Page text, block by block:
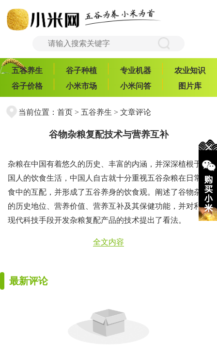
五谷养生 谷子种植 专业机器
农业知识
谷子价格
小米市场 小米问答 图片库
当前位置： 首页> 五谷养生 > 文章评论
谷物杂粮复配技术与营养互补
杂粮在中国有着悠久的历史、丰富的内涵，并深深植根于中
国人的饮食生活，中国人自古就十分重视五谷杂粮在日常膳
食中的互配，并形成了五谷养身的饮食观。阐述了谷物杂粮
的历史地位、营养价值、营养互补及其保健功能，并对利用
现代科技手段开发杂粮复配产品的技术提出了看法。
全文内容
最新评论